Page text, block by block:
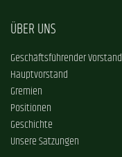
ÜBER UNS
Geschäftsführender Vorstand
Hauptvorstand
Gremien
Positionen
Geschichte
Unsere Satzungen